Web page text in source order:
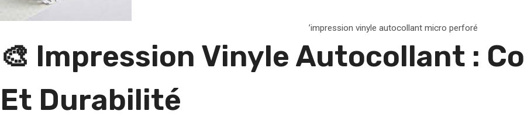
’impression vinyle autocollant micro perforé
🎨 Impression Vinyle Autocollant :
Et Durabilité